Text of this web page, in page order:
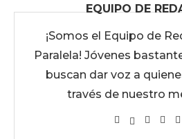
EQUIPO DE
¡Somos el Equipo de
Paralela! Jóvenes
buscan dar voz a
través de nuestro